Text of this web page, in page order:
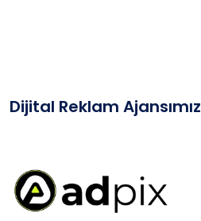
Dijital Reklam Ajansımız